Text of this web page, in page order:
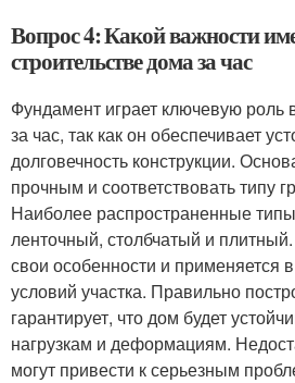
Вопрос 4: Какой важности
строительстве дома за час
Фундамент играет ключевую роль
за час, так как он обеспечивает
долговечность конструкции.
прочным и соответствовать типу
Наиболее распространенные
ленточный, столбчатый и
свои особенности и применяется
условий участка. Правильно
гарантирует, что дом будет
нагрузкам и деформациям.
могут привести к серьезным